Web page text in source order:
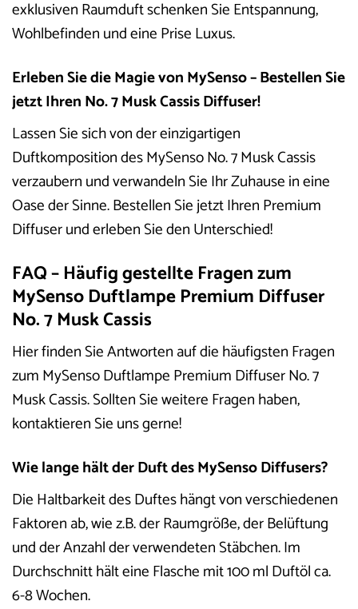
exklusiven Raumduft schenken Sie Entspannung,
Wohlbefinden und eine Prise Luxus.
Erleben Sie die Magie von MySenso – Bestellen Sie
jetzt Ihren No. 7 Musk Cassis Diffuser!
Lassen Sie sich von der einzigartigen
Duftkomposition des MySenso No. 7 Musk Cassis
verzaubern und verwandeln Sie Ihr Zuhause in eine
Oase der Sinne. Bestellen Sie jetzt Ihren Premium
Diffuser und erleben Sie den Unterschied!
FAQ – Häufig gestellte Fragen zum
MySenso Duftlampe Premium Diffuser
No. 7 Musk Cassis
Hier finden Sie Antworten auf die häufigsten Fragen
zum MySenso Duftlampe Premium Diffuser No. 7
Musk Cassis. Sollten Sie weitere Fragen haben,
kontaktieren Sie uns gerne!
Wie lange hält der Duft des MySenso Diffusers?
Die Haltbarkeit des Duftes hängt von verschiedenen
Faktoren ab, wie z.B. der Raumgröße, der Belüftung
und der Anzahl der verwendeten Stäbchen. Im
Durchschnitt hält eine Flasche mit 100 ml Duftöl ca.
6-8 Wochen.